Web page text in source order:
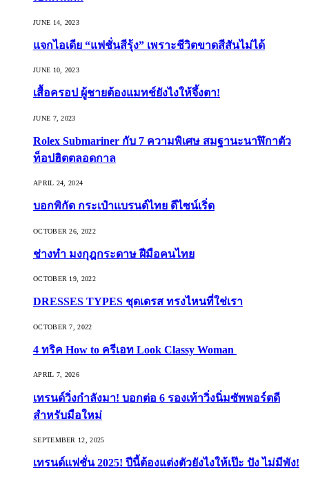
JUNE 14, 2023
แจกไอเดีย “แฟชั่นสีรุ้ง” เพราะชีวิตขาดสีสันไม่ได้
JUNE 10, 2023
เสื้อครอป ผู้ชายต้องแมทช์ยังไงให้จึ้งตา!
JUNE 7, 2023
Rolex Submariner กับ 7 ความพิเศษ สมฐานะนาฬิกาตัว
ท็อปฮิตตลอดกาล
APRIL 24, 2024
บอกพิกัด กระเป๋าแบรนด์ไทย ดีไซน์เริ่ด
OCTOBER 26, 2022
ช่างทำ มงกุฎกระดาษ ฝีมือคนไทย
OCTOBER 19, 2022
DRESSES TYPES ชุดเดรส ทรงไหนที่ใช่เรา
OCTOBER 7, 2022
4 ทริค How to ครีเอท Look Classy Woman
APRIL 7, 2026
เทรนด์วิ่งกำลังมา! บอกต่อ 6 รองเท้าวิ่งนิ่มซัพพอร์ตดี
สำหรับมือใหม่
SEPTEMBER 12, 2025
เทรนด์แฟชั่น 2025! ปีนี้ต้องแต่งตัวยังไงให้เป๊ะ ปัง ไม่มีพัง!